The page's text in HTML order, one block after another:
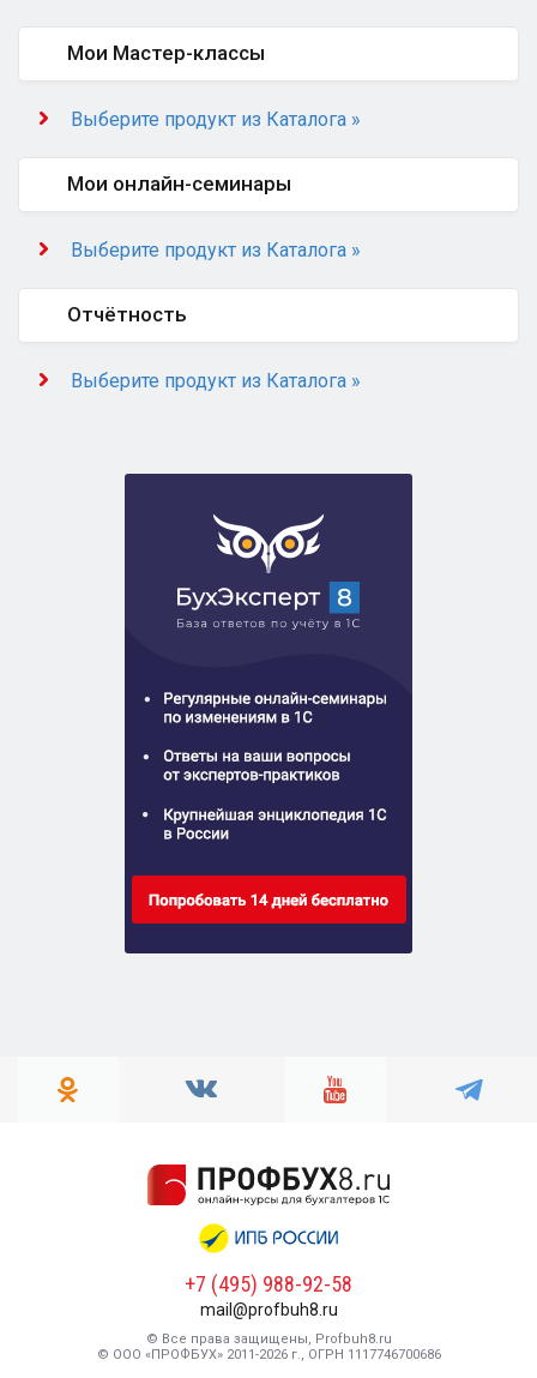
Мои Мастер-классы
Выберите продукт из Каталога »
Мои онлайн-семинары
Выберите продукт из Каталога »
Отчётность
Выберите продукт из Каталога »
+7 (495) 988-92-58
mail@profbuh8.ru
© Все права защищены, Profbuh8.ru
© ООО «ПРОФБУХ» 2011-2026 г., ОГРН 1117746700686